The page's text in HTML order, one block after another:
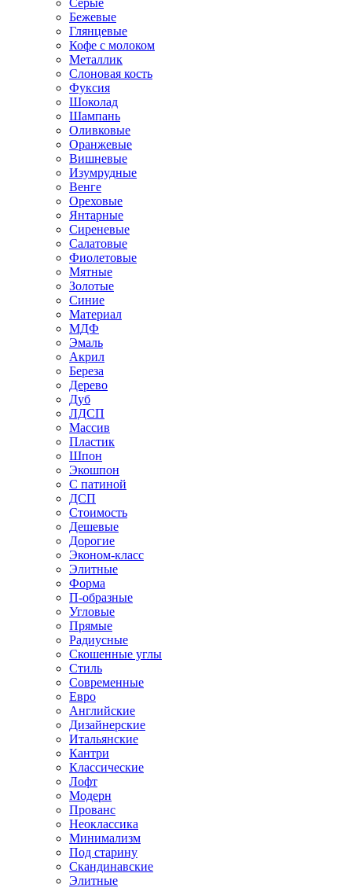
Серые
Бежевые
Глянцевые
Кофе с молоком
Металлик
Слоновая кость
Фуксия
Шоколад
Шампань
Оливковые
Оранжевые
Вишневые
Изумрудные
Венге
Ореховые
Янтарные
Сиреневые
Салатовые
Фиолетовые
Мятные
Золотые
Синие
Материал
МДФ
Эмаль
Акрил
Береза
Дерево
Дуб
ЛДСП
Массив
Пластик
Шпон
Экошпон
С патиной
ДСП
Стоимость
Дешевые
Дорогие
Эконом-класс
Элитные
Форма
П-образные
Угловые
Прямые
Радиусные
Скошенные углы
Стиль
Современные
Евро
Английские
Дизайнерские
Итальянские
Кантри
Классические
Лофт
Модерн
Прованс
Неоклассика
Минимализм
Под старину
Скандинавские
Элитные